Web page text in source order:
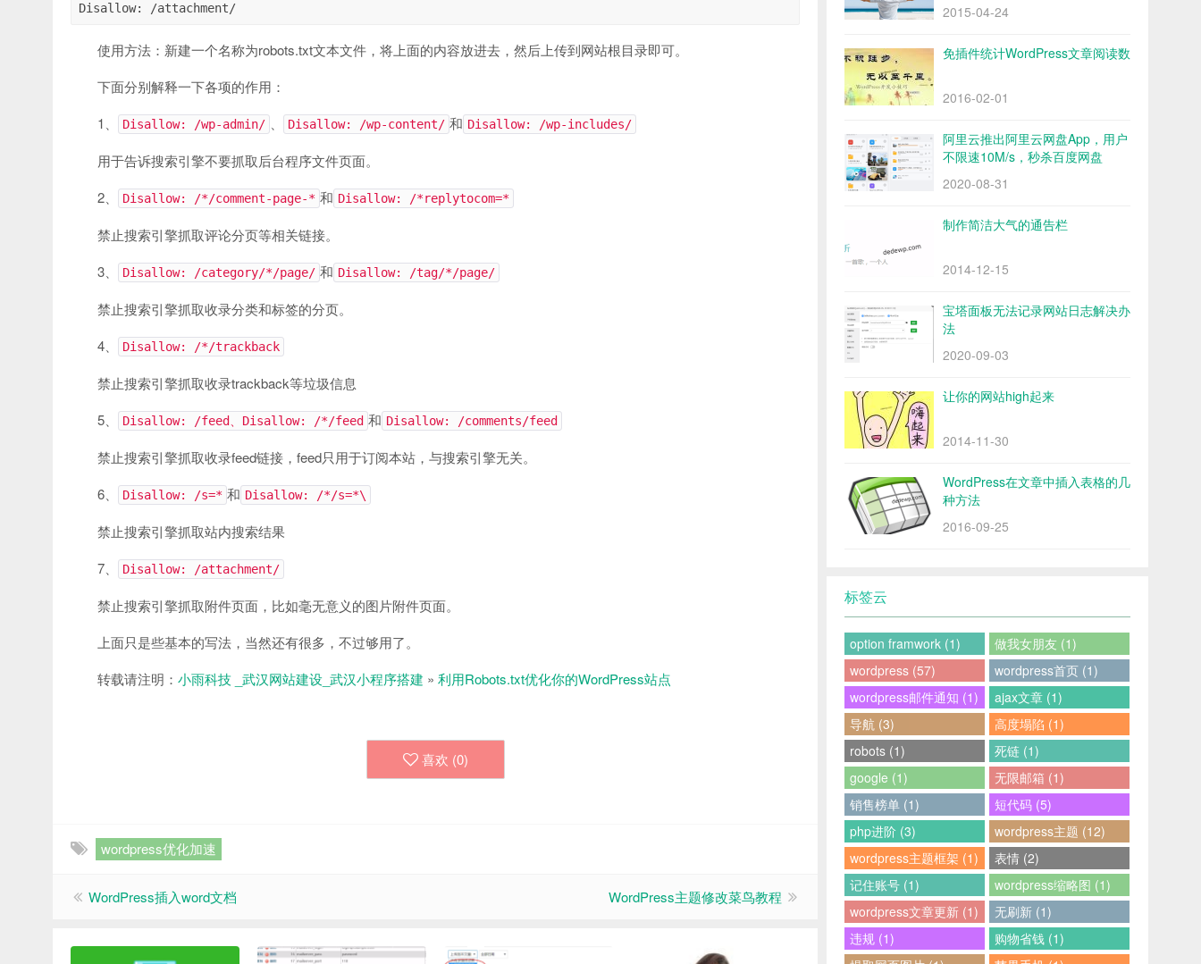
Disallow: /attachment/
使用方法：新建一个名称为robots.txt文本文件，将上面的内容放进去，然后上传到网站根目录即可。
下面分别解释一下各项的作用：
1、
Disallow: /wp-admin/ 、 Disallow: /wp-content/ 和 Disallow: /wp-includes/
用于告诉搜索引擎不要抓取后台程序文件页面。
2、
Disallow: /*/comment-page-* 和 Disallow: /*replytocom=*
禁止搜索引擎抓取评论分页等相关链接。
3、
Disallow: /category/*/page/ 和 Disallow: /tag/*/page/
禁止搜索引擎抓取收录分类和标签的分页。
4、
Disallow: /*/trackback
禁止搜索引擎抓取收录trackback等垃圾信息
5、
Disallow: /feed、Disallow: /*/feed 和 Disallow: /comments/feed
禁止搜索引擎抓取收录feed链接，feed只用于订阅本站，与搜索引擎无关。
6、
Disallow: /s=* 和 Disallow: /*/s=*\
禁止搜索引擎抓取站内搜索结果
7、
Disallow: /attachment/
禁止搜索引擎抓取附件页面，比如毫无意义的图片附件页面。
上面只是些基本的写法，当然还有很多，不过够用了。
转载请注明： 小雨科技 _武汉网站建设_武汉小程序搭建 » 利用Robots.txt优化你的WordPress站点
喜欢 (0)
wordpress优化加速
WordPress插入word文档 WordPress主题修改菜鸟教程
2015-04-24
免插件统计WordPress文章阅读数
2016-02-01
阿里云推出阿里云网盘App，用户
不限速10M/s，秒杀百度网盘
2020-08-31
制作简洁大气的通告栏
2014-12-15
宝塔面板无法记录网站日志解决办
法
2020-09-03
让你的网站high起来
2014-11-30
WordPress在文章中插入表格的几
种方法
2016-09-25
标签云
option framwork (1)
做我女朋友 (1)
wordpress (57)
wordpress首页 (1)
wordpress邮件通知 (1)
ajax文章 (1)
导航 (3)
高度塌陷 (1)
robots (1)
死链 (1)
google (1)
无限邮箱 (1)
销售榜单 (1)
短代码 (5)
php进阶 (3)
wordpress主题 (12)
wordpress主题框架 (1)
表情 (2)
记住账号 (1)
wordpress缩略图 (1)
wordpress文章更新 (1)
无刷新 (1)
违规 (1)
购物省钱 (1)